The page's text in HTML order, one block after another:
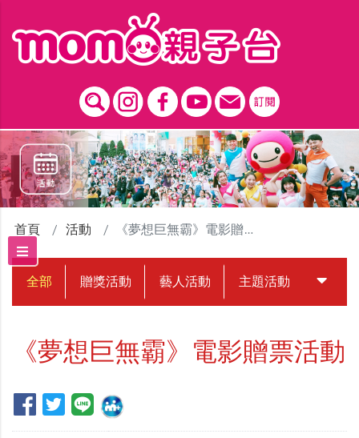
首頁 活動 《夢想巨無霸》電影贈票活動
全部 贈獎活動 藝人活動 主題活動 中獎名
《夢想巨無霸》電影贈票活動